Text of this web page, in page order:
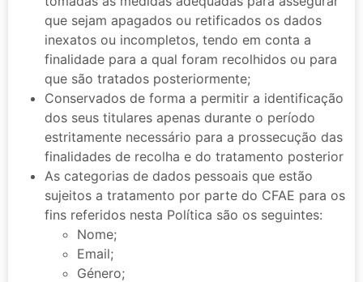
que sejam apagados ou retificados os dados
inexatos ou incompletos, tendo em conta a
finalidade para a qual foram recolhidos ou para
que são tratados posteriormente;
Conservados de forma a permitir a identificação
dos seus titulares apenas durante o período
estritamente necessário para a prossecução das
finalidades de recolha e do tratamento posterior
As categorias de dados pessoais que estão
sujeitos a tratamento por parte do CFAE para os
fins referidos nesta Política são os seguintes:
Nome;
Email;
Género;